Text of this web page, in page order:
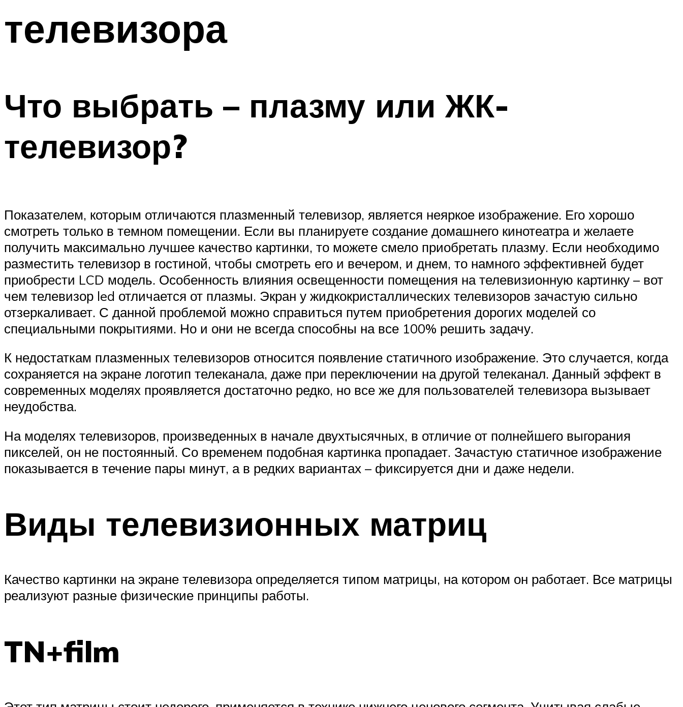
телевизора
Что выбрать – плазму или ЖК-
телевизор?
Показателем, которым отличаются плазменный телевизор, является неяркое изображение. Его хорошо
смотреть только в темном помещении. Если вы планируете создание домашнего кинотеатра и желаете
получить максимально лучшее качество картинки, то можете смело приобретать плазму. Если необходимо
разместить телевизор в гостиной, чтобы смотреть его и вечером, и днем, то намного эффективней будет
приобрести LCD модель. Особенность влияния освещенности помещения на телевизионную картинку – вот
чем телевизор led отличается от плазмы. Экран у жидкокристаллических телевизоров зачастую сильно
отзеркаливает. С данной проблемой можно справиться путем приобретения дорогих моделей со
специальными покрытиями. Но и они не всегда способны на все 100% решить задачу.
К недостаткам плазменных телевизоров относится появление статичного изображение. Это случается, когда
сохраняется на экране логотип телеканала, даже при переключении на другой телеканал. Данный эффект в
современных моделях проявляется достаточно редко, но все же для пользователей телевизора вызывает
неудобства.
На моделях телевизоров, произведенных в начале двухтысячных, в отличие от полнейшего выгорания
пикселей, он не постоянный. Со временем подобная картинка пропадает. Зачастую статичное изображение
показывается в течение пары минут, а в редких вариантах – фиксируется дни и даже недели.
Виды телевизионных матриц
Качество картинки на экране телевизора определяется типом матрицы, на котором он работает. Все матрицы
реализуют разные физические принципы работы.
TN+film